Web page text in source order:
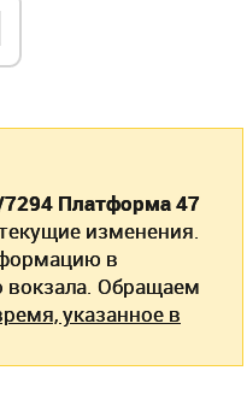
Платформа 47
изменения.
в
вокзала. Обращаем
указанное в